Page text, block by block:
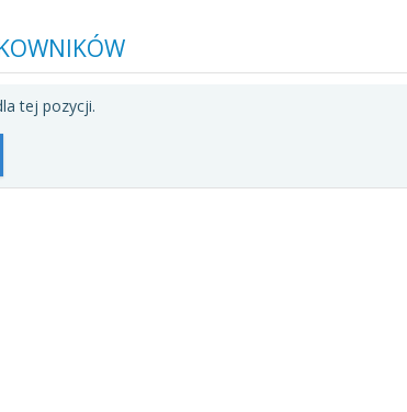
tej pozycji.